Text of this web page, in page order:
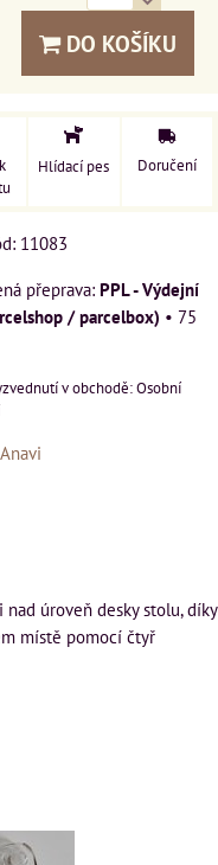
DO KOŠÍKU
Hlídací pes Doručení
11083
PPL - Výdejní
/ parcelbox) • 75
Osobní
Anavi
úroveň desky stolu, díky
místě pomocí čtyř